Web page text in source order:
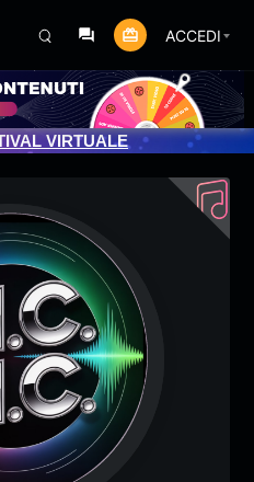
ACCEDI
VIRTUALE